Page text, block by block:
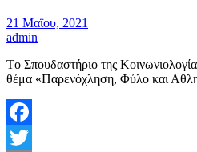
21 Μαΐου, 2021
admin
Tο Σπουδαστήριο της
θέμα «Παρενόχληση, Φύλο και
Facebook